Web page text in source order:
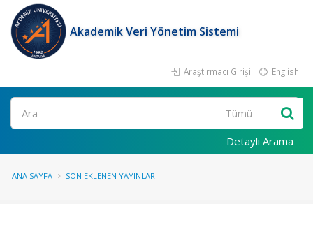
Akademik Veri Yönetim Sistemi
Araştırmacı Girişi English
Ara
Detaylı Arama
ANA SAYFA SON EKLENEN YAYINLAR